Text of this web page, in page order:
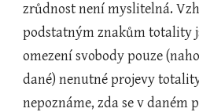
zrůdnost není myslitelná.
podstatným znakům totality
omezení svobody pouze
dané) nenutné projevy
nepoznáme, zda se v daném